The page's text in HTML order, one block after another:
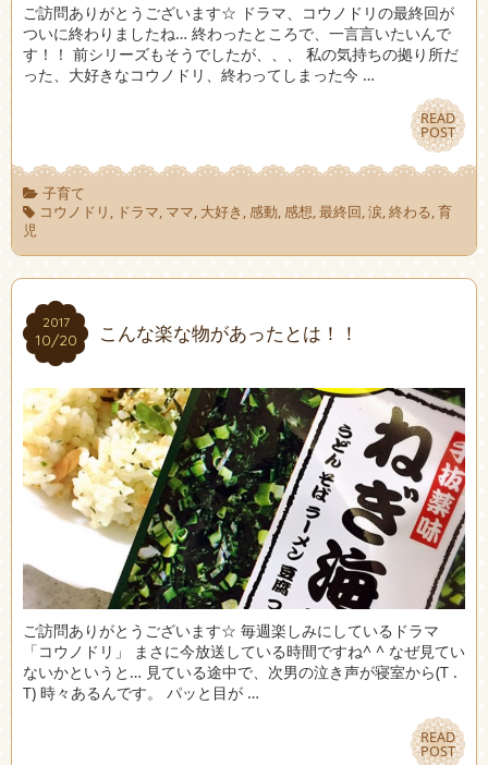
ご訪問ありがとうございます☆ ドラマ、コウノドリの最終回が
ついに終わりましたね… 終わったところで、一言言いたいんで
す！！ 前シリーズもそうでしたが、、、 私の気持ちの拠り所だ
った、大好きなコウノドリ、終わってしまった今 …
READ
POST
READ
POST
子育て
コウノドリ , ドラマ, ママ, 大好き , 感動, 感想,最終回,涙,終わる,育
児
2017
10/20
2017
10/20 こんな楽な物があったとは！！
ご訪問ありがとうございます☆ 毎週楽しみにしているドラマ
「コウノドリ」 まさに今放送している時間ですね^ ^ なぜ見てい
ないかというと… 見ている途中で、次男の泣き声が寝室から(T .
T) 時々あるんです。 パッと目が …
READ
POST
READ
POST